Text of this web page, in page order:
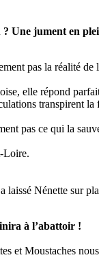
Une jument en
pas la réalité de
elle répond
transpirent la
pas ce qui la
Loire.
Nénette sur
à l’abattoir !
et Moustaches